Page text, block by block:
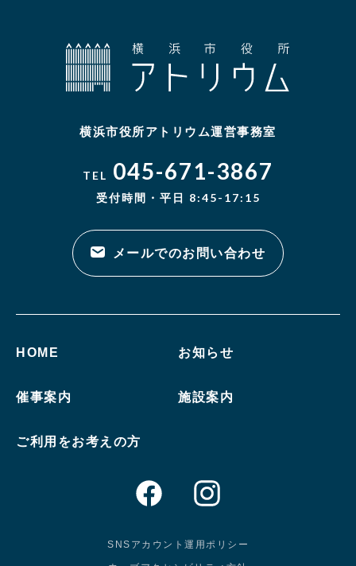
横浜市役所アトリウム運営事務室
TEL 045-671-3867
受付時間・平日 8:45-17:15
メールでのお問い合わせ
HOME お知らせ
催事案内 施設案内
ご利用をお考えの方
SNSアカウント運用ポリシー